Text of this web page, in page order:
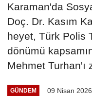
Karaman'da
Doç. Dr. Kasım
heyet, Türk Polis
dönümü
Mehmet Turhan'ı
GÜNDEM 09 Nisan